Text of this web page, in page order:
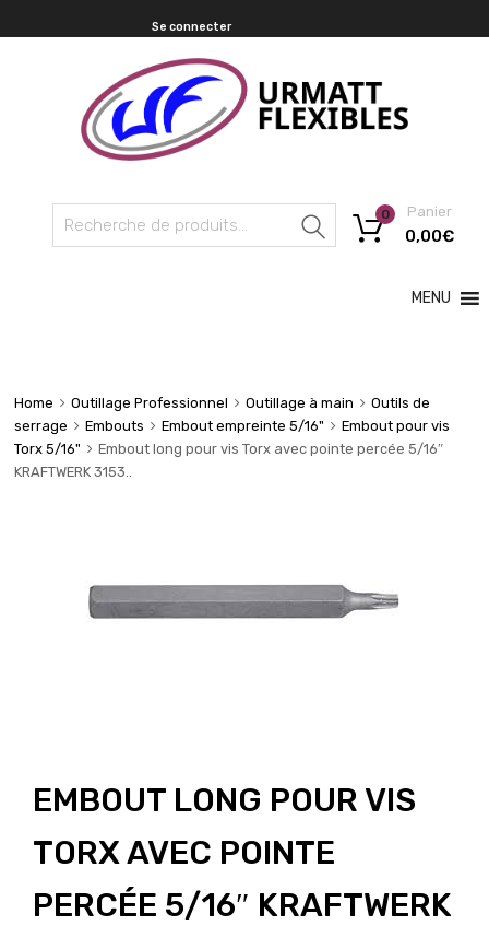
Se connecter
Recherche
Panier
0,00€
0
MENU
Home Outillage Professionnel Outillage à main
Outils de
serrage
Embouts Embout empreinte 5/16"
Embout pour vis
Torx 5/16"
Embout long pour vis Torx avec pointe percée 5/16″
KRAFTWERK 3153..
EMBOUT LONG POUR VIS
TORX AVEC POINTE
PERCÉE 5/16″ KRAFTWERK